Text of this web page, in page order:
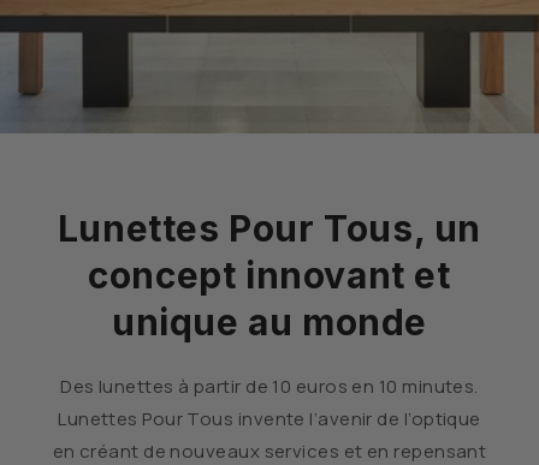
Lunettes Pour Tous, un
concept innovant et
unique au monde
Des lunettes à partir de 10 euros en 10 minutes.
Lunettes Pour Tous invente l’avenir de l’optique
en créant de nouveaux services et en repensant